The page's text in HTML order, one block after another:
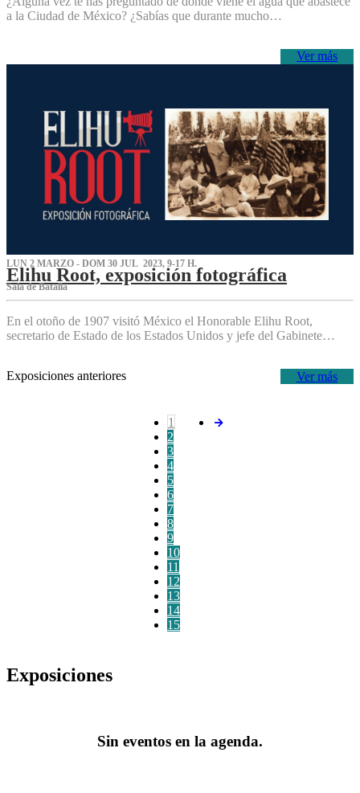
a la Ciudad de México? ¿Sabías que durante mucho…
Ver más
LUN 2 MARZO - DOM 30 JUL 2023, 9-17 H.
Elihu Root, exposición fotográfica
Sala de Batalla
En el otoño de 1907 visitó México el Honorable Elihu Root,
secretario de Estado de los Estados Unidos y jefe del Gabinete…
Ver más
Exposiciones anteriores
1
2
3
4
5
6
7
8
9
10
11
12
13
14
15
Exposiciones
Sin eventos en la agenda.